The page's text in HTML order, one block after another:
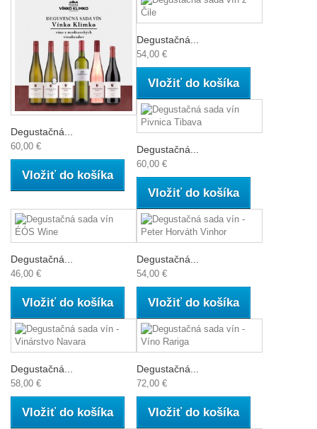
Degustačná...
60,00 €
Vložiť do košíka
Degustačná...
54,00 €
Vložiť do košíka
Degustačná...
60,00 €
Vložiť do košíka
Degustačná...
46,00 €
Vložiť do košíka
Degustačná...
54,00 €
Vložiť do košíka
Degustačná...
58,00 €
Vložiť do košíka
Degustačná...
72,00 €
Vložiť do košíka